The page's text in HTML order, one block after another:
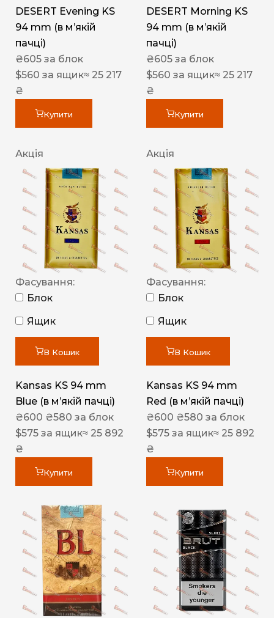
DESERT Evening KS
94 mm (в мʼякій
пачці)
₴605 за блок
$560 за ящик≈ 25 217
₴
Купити
DESERT Morning KS
94 mm (в мʼякій
пачці)
₴605 за блок
$560 за ящик≈ 25 217
₴
Купити
Акція
Фасування:
Блок
Ящик
В Кошик
Kansas KS 94 mm
Blue (в мʼякій пачці)
₴600 ₴580 за блок
$575 за ящик≈ 25 892
₴
Купити
Акція
Фасування:
Блок
Ящик
В Кошик
Kansas KS 94 mm
Red (в мʼякій пачці)
₴600 ₴580 за блок
$575 за ящик≈ 25 892
₴
Купити